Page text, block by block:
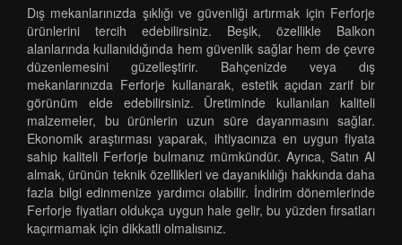
Dış mekanlarınızda şıklığı ve güvenliği artırmak için Ferforje
ürünlerini tercih edebilirsiniz. Beşik, özellikle Balkon
alanlarında kullanıldığında hem güvenlik sağlar hem de çevre
düzenlemesini güzelleştirir. Bahçenizde veya dış
mekanlarınızda Ferforje kullanarak, estetik açıdan zarif bir
görünüm elde edebilirsiniz. Üretiminde kullanılan kaliteli
malzemeler, bu ürünlerin uzun süre dayanmasını sağlar.
Ekonomik araştırması yaparak, ihtiyacınıza en uygun fiyata
sahip kaliteli Ferforje bulmanız mümkündür. Ayrıca, Satın Al
almak, ürünün teknik özellikleri ve dayanıklılığı hakkında daha
fazla bilgi edinmenize yardımcı olabilir. İndirim dönemlerinde
Ferforje fiyatları oldukça uygun hale gelir, bu yüzden fırsatları
kaçırmamak için dikkatli olmalısınız.